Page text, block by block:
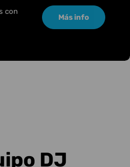
con
Más info
DJ